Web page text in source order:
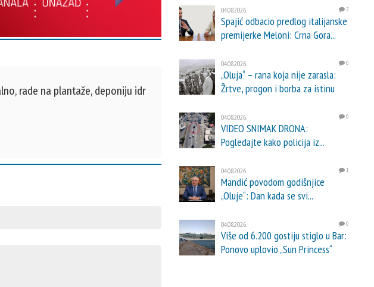
rade na plantaže, deponiju idr
04.08.2026. 2
Spajić odbacio predlog italijanske
premijerke Meloni: Crna Gora...
04.08.2026. 0
„Oluja“ – rana koja nije zarasla:
Žrtve, progon i borba za istinu
04.08.2026. 0
VIDEO SNIMAK DRONA:
Pogledajte kako policija iz...
04.08.2026. 1
Mandić povodom godišnjice
„Oluje“: Dan kada se svi...
04.08.2026. 0
Više od 6.200 gostiju stiglo u Bar:
Ponovo uplovio „Sun Princess“